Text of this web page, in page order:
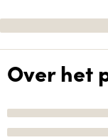
Over het